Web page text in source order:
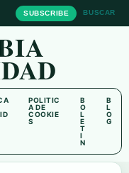
SUBSCRIBE BUSCAR
POLITIC
A DE
COOKIE
S
B
O
L
E
T
I
N
B
L
O
G